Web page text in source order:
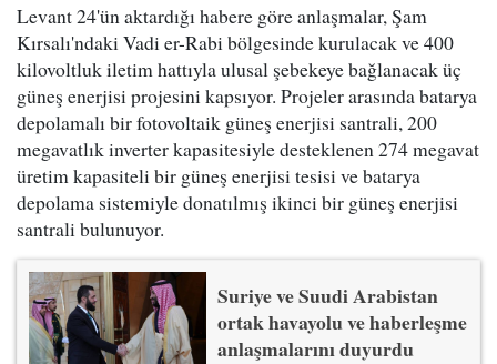
Levant 24'ün aktardığı habere göre anlaşmalar, Şam
Kırsalı'ndaki Vadi er-Rabi bölgesinde kurulacak ve 400
kilovoltluk iletim hattıyla ulusal şebekeye bağlanacak üç
güneş enerjisi projesini kapsıyor. Projeler arasında batarya
depolamalı bir fotovoltaik güneş enerjisi santrali, 200
megavatlık inverter kapasitesiyle desteklenen 274 megavat
üretim kapasiteli bir güneş enerjisi tesisi ve batarya
depolama sistemiyle donatılmış ikinci bir güneş enerjisi
santrali bulunuyor.
Suriye ve Suudi Arabistan
ortak havayolu ve haberleşme
anlaşmalarını duyurdu